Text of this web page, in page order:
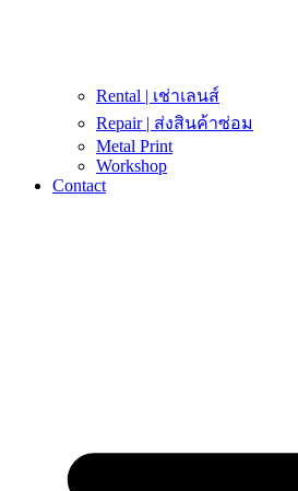
Rental | เช่าเลนส์
Repair | ส่งสินค้าซ่อม
Metal Print
Workshop
Contact